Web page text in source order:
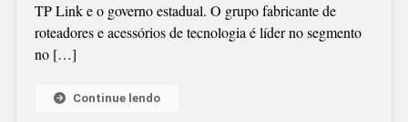
TECNOLOGIA
TP Link e o governo estadual. O grupo fabricante de
roteadores e acessórios de tecnologia é líder no segmento
no […]
Continue lendo